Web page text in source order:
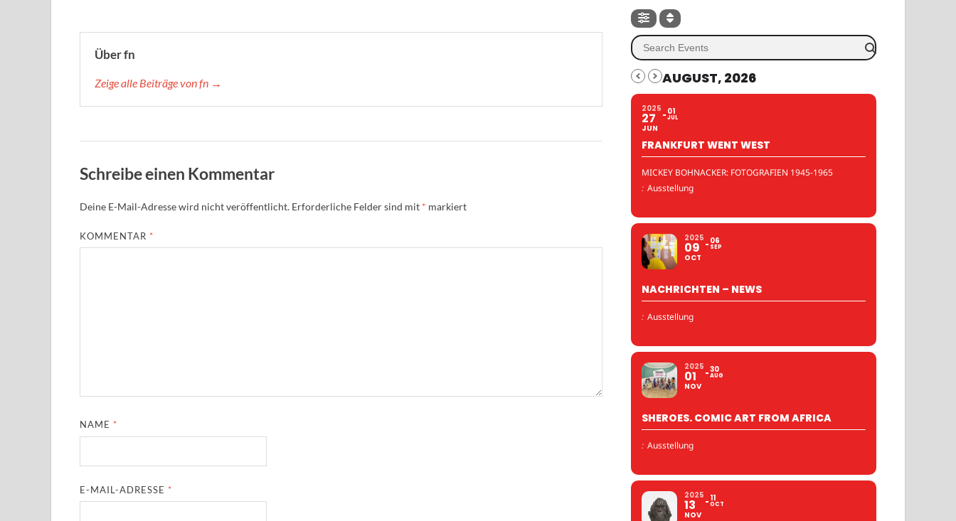
Über fn
Zeige alle Beiträge von fn →
Schreibe einen Kommentar
Deine E-Mail-Adresse wird nicht veröffentlicht. Erforderliche Felder sind mit * markiert
KOMMENTAR *
NAME *
E-MAIL-ADRESSE *
AUGUST, 2026
2025
27
JUN
01
JUL
FRANKFURT WENT WEST
MICKEY BOHNACKER: FOTOGRAFIEN 1945-1965
: Ausstellung
2025
09
OCT
06
SEP
NACHRICHTEN – NEWS
: Ausstellung
2025
01
NOV
30
AUG
SHEROES. COMIC ART FROM AFRICA
: Ausstellung
2025
13
NOV
11
OCT